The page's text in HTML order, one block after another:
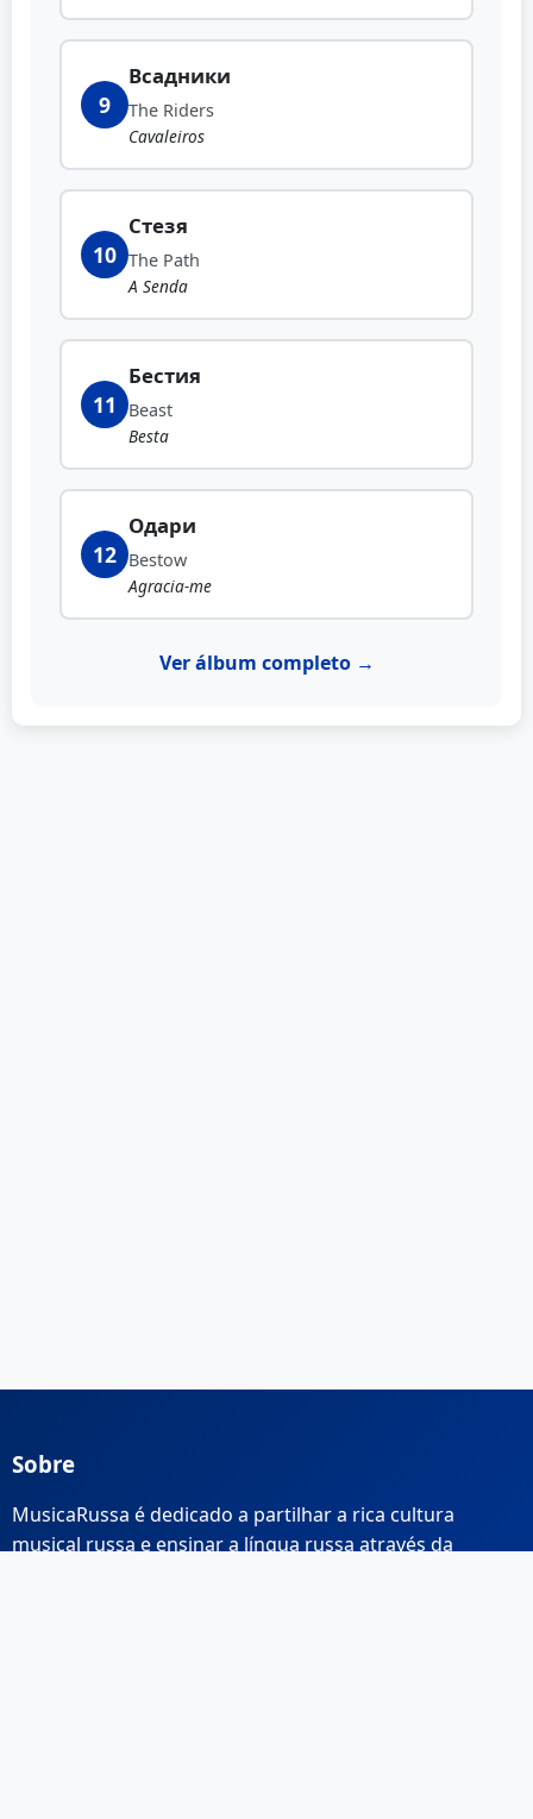
9
Всадники
The Riders
Cavaleiros
10
Стезя
The Path
A Senda
11
Бестия
Beast
Besta
12
Одари
Bestow
Agracia-me
Ver álbum completo →
Sobre
MusicaRussa é dedicado a partilhar a rica cultura
musical russa e ensinar a língua russa através da